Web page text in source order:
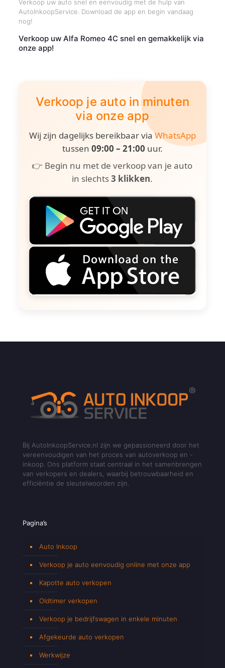
Verkoop uw auto snel en eenvoudig met de hulp van
AutoInkoopService. Download de app en begin vandaag
nog!
Verkoop uw Alfa Romeo 4C snel en gemakkelijk via
onze app!
Verkoop je auto in minuten
via onze app
Wij zijn dagelijks bereikbaar viaWhatsApp
tussen 09:00 – 21:00 uur.
👉 Begin nu met de verkoop van je auto
in slechts3 klikken.
Bij AutoInkoopService.nl zijn we gepassioneerd door het
vereenvoudigen van het proces van autoverkoop en -
inkoop. Ons platform staat centraal in het samenbrengen
van verkopers en dealers, waarbij betrouwbaarheid en
efficiëntie de sleutelwoorden zijn.
Pagina’s
Auto Inkoop
Verkoop je auto eenvoudig online met onze app
Kapotte auto verkopen
Oldtimer verkopen
Verkoop je bedrijfswagen in enkele minuten
Afgekeurde auto verkopen
Werkwijze